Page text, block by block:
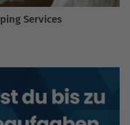
Services